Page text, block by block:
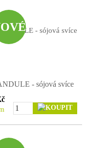
kriteria udržitelnosti
deštných pralesů, za
ohodnocení. Při produkci
ochrana ohroženým
oblastech vyskytují.
- sójová svíce